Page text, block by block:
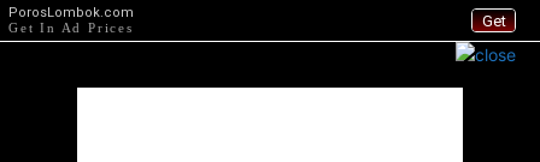
Get
PorosLombok.com
Get In Ad Prices